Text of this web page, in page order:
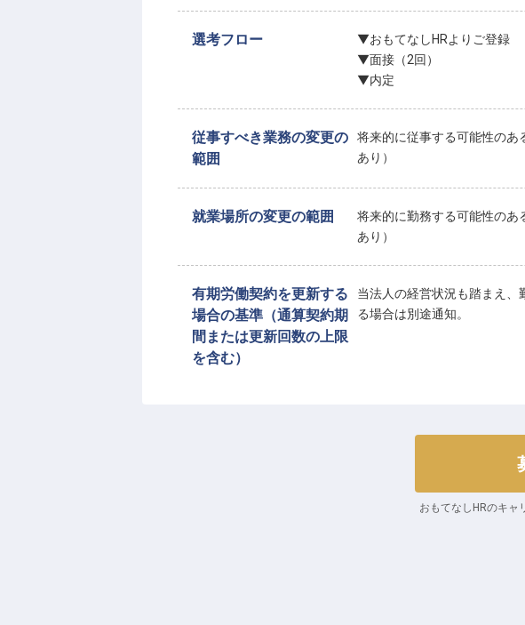
選考フロー
▼おもてなしHRよりご登録
▼面接（2回）
▼内定
従事すべき業務の変更の
範囲
将来的に従事する可能性のあ
あり）
就業場所の変更の範囲
将来的に勤務する可能性のあ
あり）
有期労働契約を更新する
場合の基準（通算契約期
間または更新回数の上限
を含む）
当法人の経営状況も踏まえ
る場合は別途通知。
おもてなしHRのキャ